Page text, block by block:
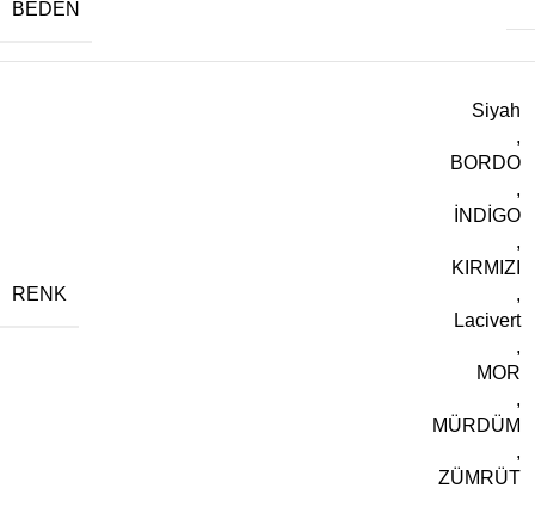
BEDEN
RENK
Siyah
,
BORDO
,
İNDİGO
,
KIRMIZI
,
Lacivert
,
MOR
,
MÜRDÜM
,
ZÜMRÜT